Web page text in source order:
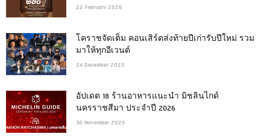
22 February 2026
โคราชจัดเต็ม คอนเสิร์ตส่งท้ายปีเก่ารับปีใหม่ รวม
มาให้ทุกอีเวนต์
24 December 2025
อัปเดต 18 ร้านอาหารแนะนำ มิชลินไกด์
นครราชสีมา ประจำปี 2026
30 November 2025